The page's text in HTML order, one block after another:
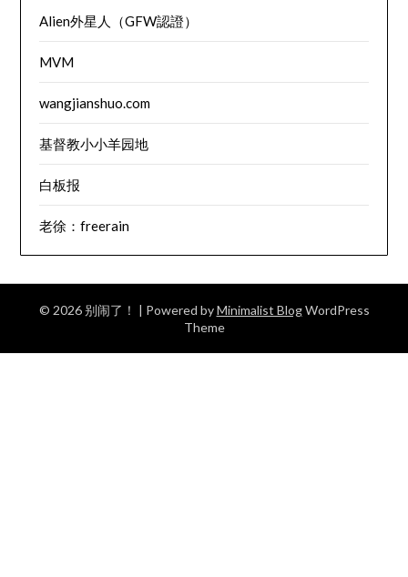
Alien外星人（GFW認證）
MVM
wangjianshuo.com
基督教小小羊园地
白板报
老徐：freerain
© 2026 别闹了！ | Powered byMinimalist BlogWordPress
Theme